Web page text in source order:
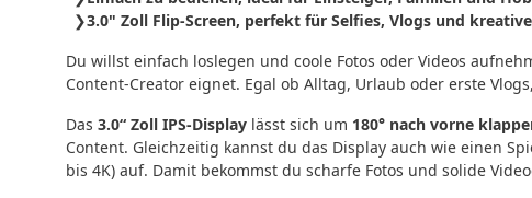
3.0" Zoll Flip-Screen, perfekt für Selfies, Vlogs und
Du willst einfach loslegen und coole Fotos oder Videos
Content-Creator eignet. Egal ob Alltag, Urlaub oder erste
Das 3.0“ Zoll IPS-Display lässt sich um 180° nach vorne
Content. Gleichzeitig kannst du das Display auch wie einen
bis 4K) auf. Damit bekommst du scharfe Fotos und solide